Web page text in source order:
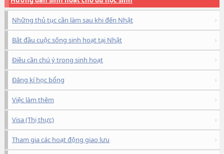
Những thủ tục cần làm sau khi đến Nhật
Bắt đầu cuộc sống sinh hoạt tại Nhật
Điều cần chú ý trong sinh hoạt
Đăng kí học bổng
Việc làm thêm
Visa (Thị thực)
Tham gia các hoạt động giao lưu